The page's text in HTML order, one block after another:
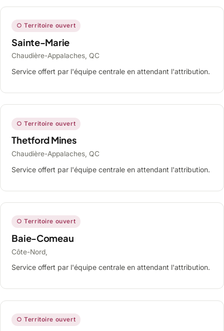
○ Territoire ouvert
Sainte-Marie
Chaudière-Appalaches, QC
Service offert par l'équipe centrale en attendant l'attribution.
○ Territoire ouvert
Thetford Mines
Chaudière-Appalaches, QC
Service offert par l'équipe centrale en attendant l'attribution.
○ Territoire ouvert
Baie-Comeau
Côte-Nord,
Service offert par l'équipe centrale en attendant l'attribution.
○ Territoire ouvert